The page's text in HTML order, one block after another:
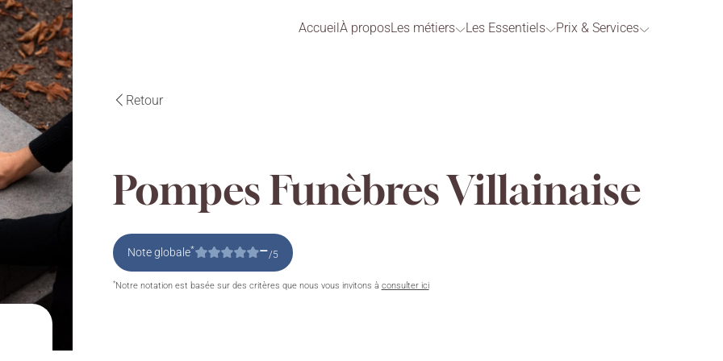
AccueilÀ proposLes métiers Les Essentiels Prix & Services
Retour
Pompes Funèbres Villainaise
Note globale* –/5
*Notre notation est basée sur des critères que nous vous invitons à consulter ici